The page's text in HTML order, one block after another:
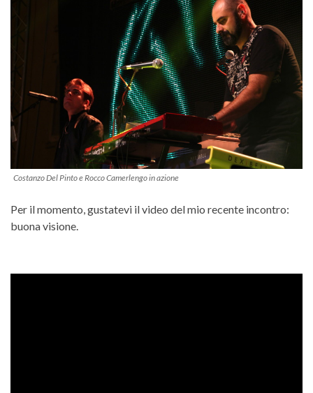
Costanzo Del Pinto e Rocco Camerlengo in azione
Per il momento, gustatevi il video del mio recente incontro:
buona visione.